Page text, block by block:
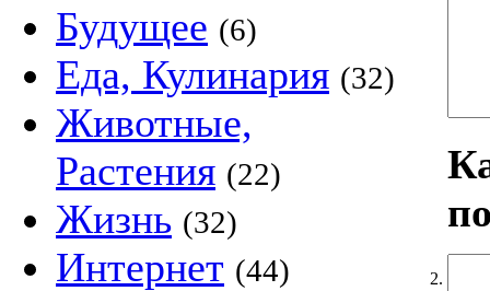
Будущее (6)
Еда, Кулинария (32)
Животные,
Растения (22)
Жизнь (32)
Интернет (44) 2.